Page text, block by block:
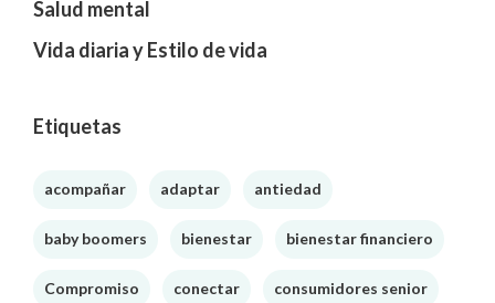
Salud mental
Vida diaria y Estilo de vida
Etiquetas
acompañar adaptar antiedad
baby boomers bienestar bienestar financiero
Compromiso conectar consumidores senior